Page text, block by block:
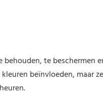
te beschermen
beïnvloeden, maar